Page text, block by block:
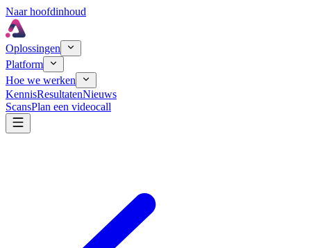
Naar hoofdinhoud
Oplossingen
Platform
Hoe we werken
KennisResultatenNieuws
ScansPlan een videocall